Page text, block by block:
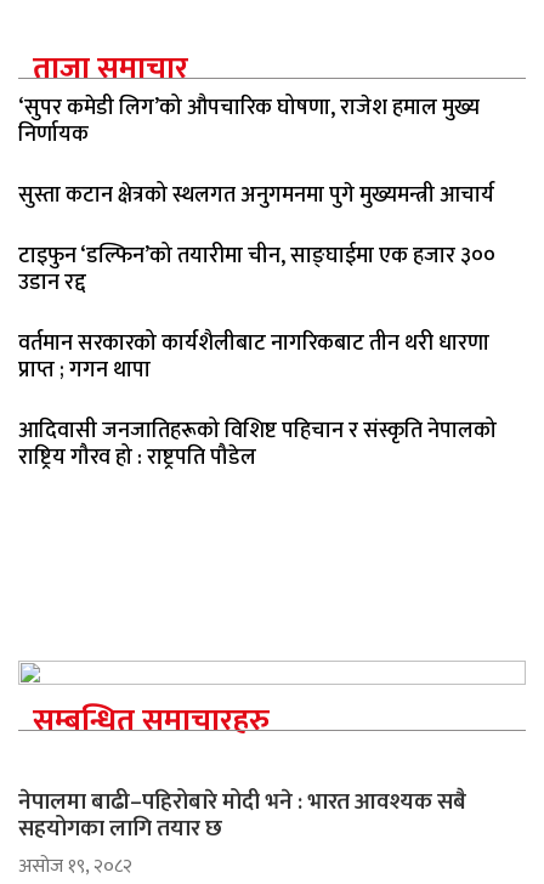
ताजा समाचार
‘सुपर कमेडी लिग’को औपचारिक घोषणा, राजेश हमाल मुख्य
निर्णायक
सुस्ता कटान क्षेत्रको स्थलगत अनुगमनमा पुगे मुख्यमन्त्री आचार्य
टाइफुन ‘डल्फिन’को तयारीमा चीन, साङ्घाईमा एक हजार ३००
उडान रद्द
वर्तमान सरकारको कार्यशैलीबाट नागरिकबाट तीन थरी धारणा
प्राप्त ; गगन थापा
आदिवासी जनजातिहरूको विशिष्ट पहिचान र संस्कृति नेपालको
राष्ट्रिय गौरव हो : राष्ट्रपति पौडेल
सम्बन्धित समाचारहरु
नेपालमा बाढी–पहिरोबारे मोदी भने : भारत आवश्यक सबै
सहयोगका लागि तयार छ
असोज १९, २०८२